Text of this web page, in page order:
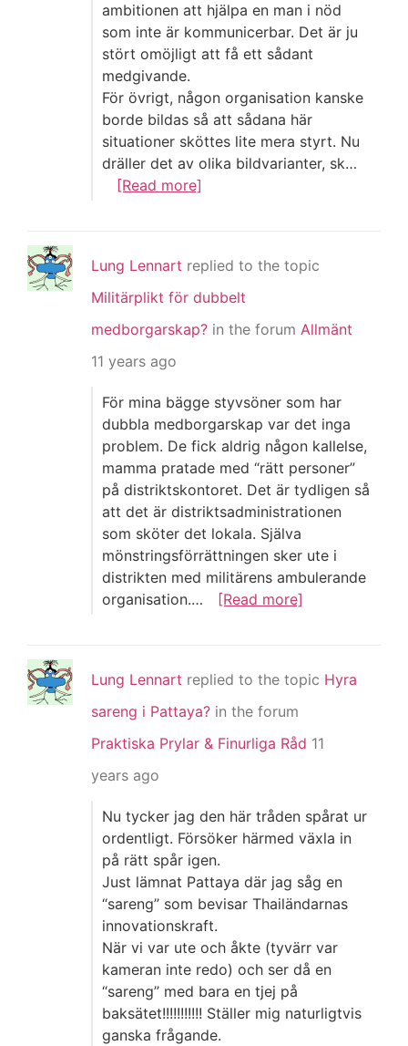
ambitionen att hjälpa en man i nöd
som inte är kommunicerbar. Det är ju
stört omöjligt att få ett sådant
medgivande.
För övrigt, någon organisation kanske
borde bildas så att sådana här
situationer sköttes lite mera styrt. Nu
dräller det av olika bildvarianter, sk…
[Read more]
Lung Lennart replied to the topic
Militärplikt för dubbelt
medborgarskap? in the forum Allmänt
11 years ago
För mina bägge styvsöner som har
dubbla medborgarskap var det inga
problem. De fick aldrig någon kallelse,
mamma pratade med “rätt personer”
på distriktskontoret. Det är tydligen så
att det är distriktsadministrationen
som sköter det lokala. Själva
mönstringsförrättningen sker ute i
distrikten med militärens ambulerande
organisation.…
[Read more]
Lung Lennart replied to the topic Hyra
sareng i Pattaya? in the forum
Praktiska Prylar & Finurliga Råd 11
years ago
Nu tycker jag den här tråden spårat ur
ordentligt. Försöker härmed växla in
på rätt spår igen.
Just lämnat Pattaya där jag såg en
“sareng” som bevisar Thailändarnas
innovationskraft.
När vi var ute och åkte (tyvärr var
kameran inte redo) och ser då en
“sareng” med bara en tjej på
baksätet!!!!!!!!!!! Ställer mig naturligtvis
ganska frågande.